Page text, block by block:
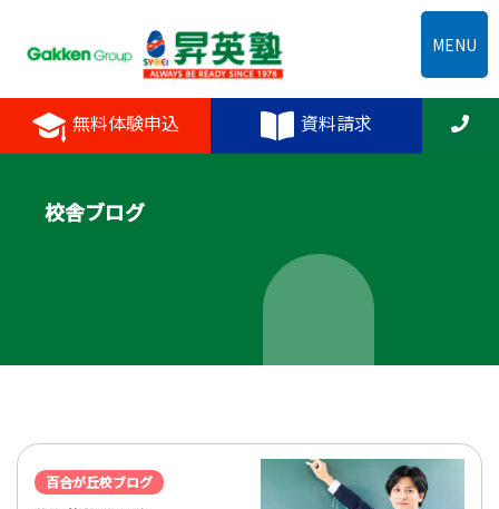
無料体験申込 資料請求
MENU
校舎ブログ
百合が丘校ブログ